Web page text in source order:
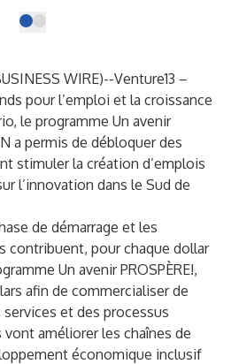
WIRE)--Venture13 –
pour l’emploi et la croissance
le programme Un avenir
a permis de débloquer des
stimuler la création d’emplois
l’innovation dans le Sud de
de démarrage et les
contribuent, pour chaque dollar
Un avenir PROSPÈRE!,
afin de commercialiser de
et des processus
améliorer les chaînes de
économique inclusif